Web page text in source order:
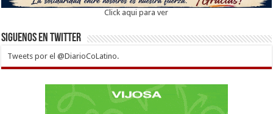
Click aqui para ver
Siguenos en twitter
Tweets por el @DiarioCoLatino.